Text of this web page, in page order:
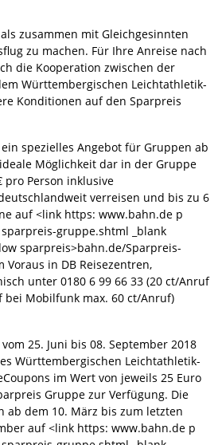
zusammen mit Gleichgesinnten
zu machen. Für Ihre Anreise nach
die Kooperation zwischen der
Württembergischen Leichtathletik-
Konditionen auf den Sparpreis
spezielles Angebot für Gruppen ab
Möglichkeit dar in der Gruppe
pro Person inklusive
verreisen und bis zu 6
auf <link https: www.bahn.de p
gruppe.shtml _blank
sparpreis>bahn.de/Sparpreis-
Voraus in DB Reisezentren,
unter 0180 6 99 66 33 (20 ct/Anruf
bei Mobilfunk max. 60 ct/Anruf)
25. Juni bis 08. September 2018
Württembergischen Leichtathletik-
im Wert von jeweils 25 Euro
Gruppe zur Verfügung. Die
ab dem 10. März bis zum letzten
auf<link https: www.bahn.de p